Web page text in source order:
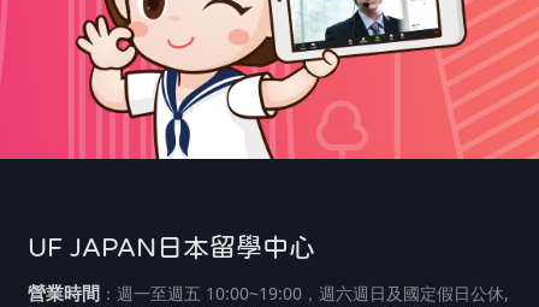
UF JAPAN日本留學中心
營業時間：週一至週五 10:00~19:00，週六週日及國定假日公休,